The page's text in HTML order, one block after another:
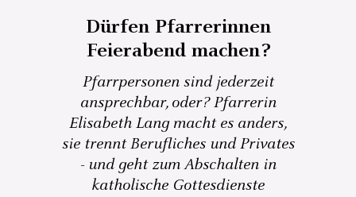
Dürfen Pfarrerinnen
Feierabend machen?
Pfarrpersonen sind jederzeit
ansprechbar, oder? Pfarrerin
Elisabeth Lang macht es anders,
sie trennt Berufliches und Privates
- und geht zum Abschalten in
katholische Gottesdienste